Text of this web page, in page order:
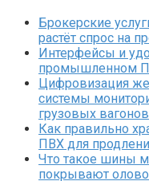
Брокерские
растёт спрос на
Интерфейсы и
промышленном
Цифровизация
системы
грузовых вагонов
Как правильно
ПВХ для
Что такое шины
покрывают